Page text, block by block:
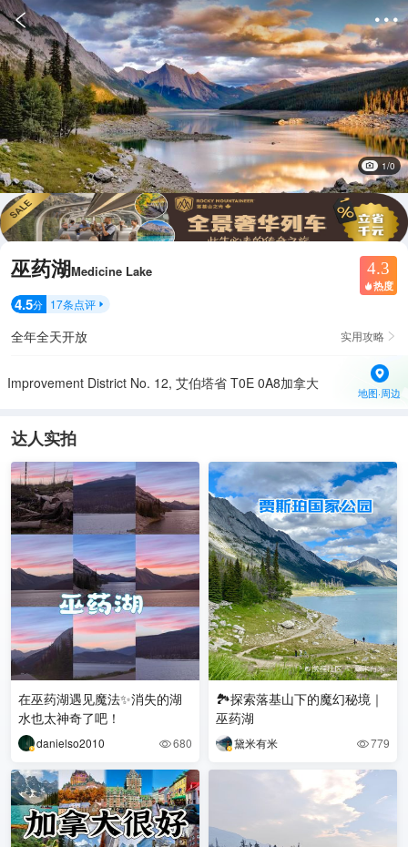
 
1/0
巫药湖Medicine Lake 4.3
 热度
4.5分 17条点评 
全年全天开放 实用攻略 
Improvement District No. 12, 艾伯塔省 T0E 0A8加拿大
地图·周边
达人实拍
在巫药湖遇见魔法✨消失的湖
水也太神奇了吧！
danielso2010 680
🏞️探索落基山下的魔幻秘境｜
巫药湖
黛米有米 779